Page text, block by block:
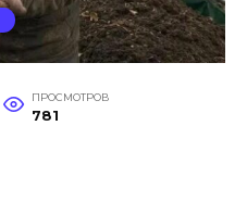
ПРОСМОТРОВ
781